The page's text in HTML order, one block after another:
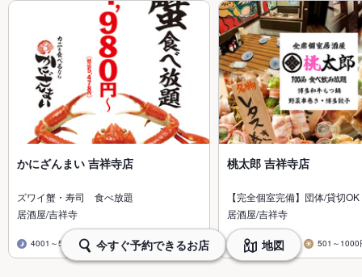
かにざんまい 吉祥寺店
ズワイ蟹・寿司 食べ放題
居酒屋/吉祥寺
4001～5000円 4001～5000円
桃太郎 吉祥寺店
【完全個室完備】団体/貸切
居酒屋/吉祥寺
2001～3000円 501～1000
今すぐ予約できるお店 地図